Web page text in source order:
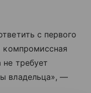
с первого
компромиссная
требует
владельца», —